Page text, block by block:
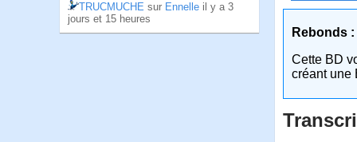
TRUCMUCHE sur Ennelle il y a 3
jours et 15 heures
Rebonds :
Cette BD
créant une